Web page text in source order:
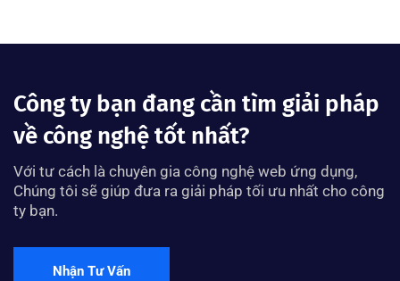
Công ty bạn đang cần tìm giải pháp
về công nghệ tốt nhất?
Với tư cách là chuyên gia công nghệ web ứng dụng,
Chúng tôi sẽ giúp đưa ra giải pháp tối ưu nhất cho công
ty bạn.
Nhận Tư Vấn